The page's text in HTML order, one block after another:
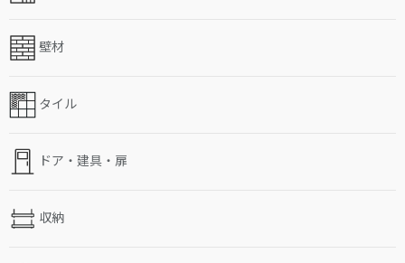
壁材
タイル
ドア・建具・扉
収納